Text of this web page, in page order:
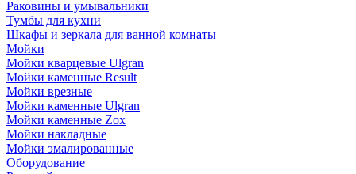
Раковины и умывальники
Тумбы для кухни
Шкафы и зеркала для ванной комнаты
Мойки
Мойки кварцевые Ulgran
Мойки каменные Result
Мойки врезные
Мойки каменные Ulgran
Мойки каменные Zox
Мойки накладные
Мойки эмалированные
Оборудование